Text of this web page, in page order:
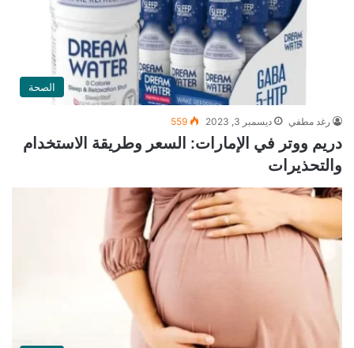
الصحة
رغد مطفي ديسمبر 3, 2023 559
دريم ووتر في الإمارات: السعر وطريقة الاستخدام
والتحذيرات